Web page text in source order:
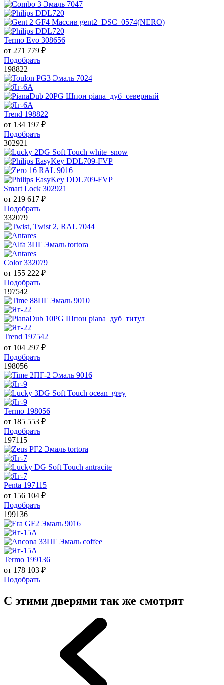
Termo Evo 308656
от 271 779 ₽
Подобрать
198822
Trend 198822
от 134 197 ₽
Подобрать
302921
Smart Lock 302921
от 219 617 ₽
Подобрать
332079
Color 332079
от 155 222 ₽
Подобрать
197542
Trend 197542
от 104 297 ₽
Подобрать
198056
Termo 198056
от 185 553 ₽
Подобрать
197115
Penta 197115
от 156 104 ₽
Подобрать
199136
Termo 199136
от 178 103 ₽
Подобрать
С этими дверями так же смотрят